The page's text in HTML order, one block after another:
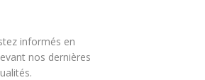
informés en
nos dernières